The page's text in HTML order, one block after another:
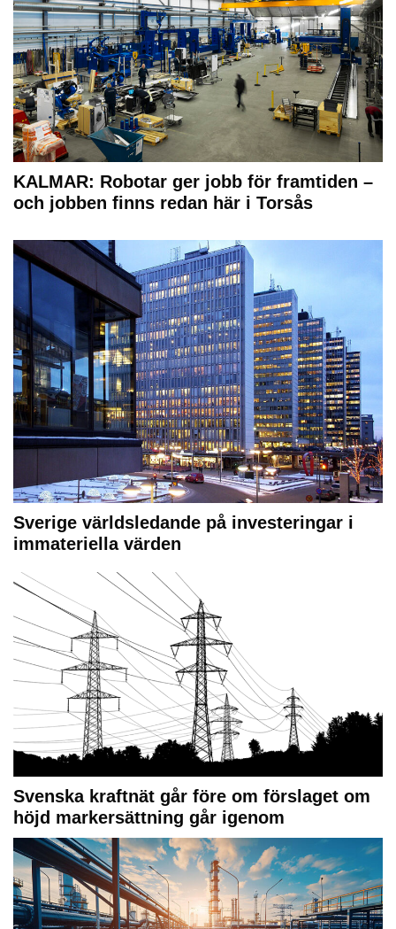
KALMAR: Robotar ger jobb för framtiden –
och jobben finns redan här i Torsås
Sverige världsledande på investeringar i
immateriella värden
Svenska kraftnät går före om förslaget om
höjd markersättning går igenom